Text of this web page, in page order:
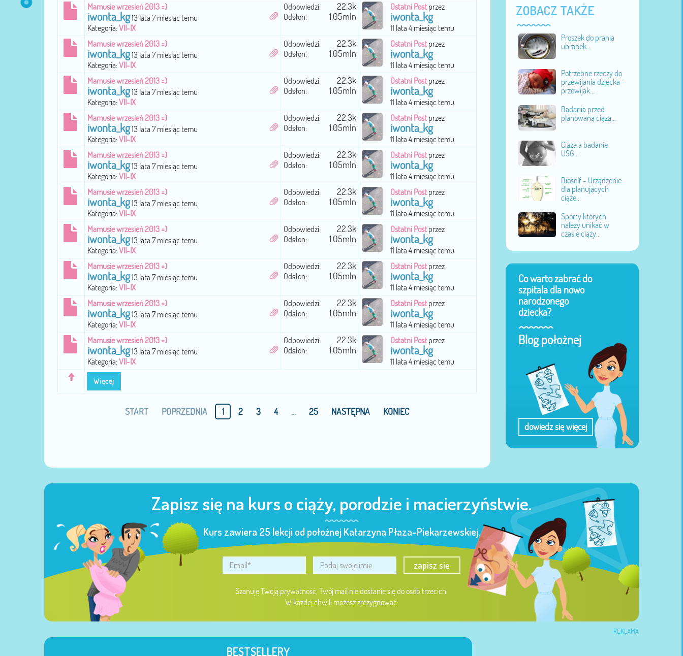
Więcej
Mamusie wrzesień 2013 =)
iwonta_kg13 lata 7 miesiąc temu
Kategoria:VII-IX
Odpowiedzi: 22.3k
Odsłon: 1.05mln
Ostatni Post przez
iwonta_kg
11 lata 4 miesiąc temu
Mamusie wrzesień 2013 =)
iwonta_kg13 lata 7 miesiąc temu
Kategoria:VII-IX
Odpowiedzi: 22.3k
Odsłon: 1.05mln
Ostatni Post przez
iwonta_kg
11 lata 4 miesiąc temu
Mamusie wrzesień 2013 =)
iwonta_kg13 lata 7 miesiąc temu
Kategoria:VII-IX
Odpowiedzi: 22.3k
Odsłon: 1.05mln
Ostatni Post przez
iwonta_kg
11 lata 4 miesiąc temu
Mamusie wrzesień 2013 =)
iwonta_kg13 lata 7 miesiąc temu
Kategoria:VII-IX
Odpowiedzi: 22.3k
Odsłon: 1.05mln
Ostatni Post przez
iwonta_kg
11 lata 4 miesiąc temu
Mamusie wrzesień 2013 =)
iwonta_kg13 lata 7 miesiąc temu
Kategoria:VII-IX
Odpowiedzi: 22.3k
Odsłon: 1.05mln
Ostatni Post przez
iwonta_kg
11 lata 4 miesiąc temu
Mamusie wrzesień 2013 =)
iwonta_kg13 lata 7 miesiąc temu
Kategoria:VII-IX
Odpowiedzi: 22.3k
Odsłon: 1.05mln
Ostatni Post przez
iwonta_kg
11 lata 4 miesiąc temu
Mamusie wrzesień 2013 =)
iwonta_kg13 lata 7 miesiąc temu
Kategoria:VII-IX
Odpowiedzi: 22.3k
Odsłon: 1.05mln
Ostatni Post przez
iwonta_kg
11 lata 4 miesiąc temu
Mamusie wrzesień 2013 =)
iwonta_kg13 lata 7 miesiąc temu
Kategoria:VII-IX
Odpowiedzi: 22.3k
Odsłon: 1.05mln
Ostatni Post przez
iwonta_kg
11 lata 4 miesiąc temu
Mamusie wrzesień 2013 =)
iwonta_kg13 lata 7 miesiąc temu
Kategoria:VII-IX
Odpowiedzi: 22.3k
Odsłon: 1.05mln
Ostatni Post przez
iwonta_kg
11 lata 4 miesiąc temu
Mamusie wrzesień 2013 =)
iwonta_kg13 lata 7 miesiąc temu
Kategoria:VII-IX
Odpowiedzi: 22.3k
Odsłon: 1.05mln
Ostatni Post przez
iwonta_kg
11 lata 4 miesiąc temu
START POPRZEDNIA 1 2 3 4 ... 25 NASTĘPNA KONIEC
ZOBACZ TAKŻE
Proszek do prania
ubranek...
Potrzebne rzeczy do
przewijania dziecka -
przewijak...
Badania przed
planowaną ciążą...
Ciąża a badanie
USG...
Bioself - Urządzenie
dla planujących
ciąże...
Sporty których
należy unikać w
czasie ciąży...
Co warto zabrać do
szpitala dla nowo
narodzonego
dziecka?
Blog położnej
dowiedz się więcej
Zapisz się na kurs o ciąży, porodzie i macierzyństwie.
Kurs zawiera 25 lekcji od położnej Katarzyna Płaza-Piekarzewskiej.
zapisz się
Szanuję Twoją prywatność, Twój mail nie dostanie się do osób trzecich.
W każdej chwili możesz zrezygnować.
REKLAMA
BESTSELLERY